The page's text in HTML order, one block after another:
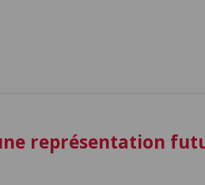
représentation